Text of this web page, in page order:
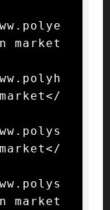
market
market